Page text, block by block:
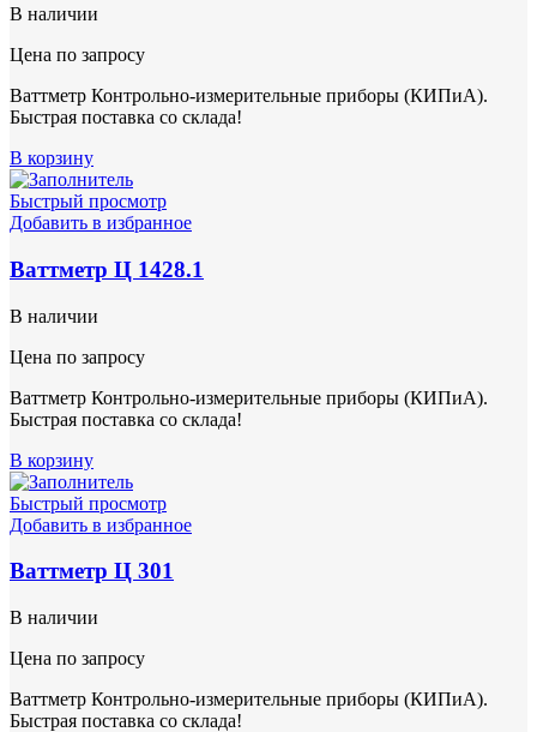
В наличии
Цена по запросу
Ваттметр Контрольно-измерительные приборы (КИПиА).
Быстрая поставка со склада!
В корзину
Быстрый просмотр
Добавить в избранное
Ваттметр Ц 1428.1
В наличии
Цена по запросу
Ваттметр Контрольно-измерительные приборы (КИПиА).
Быстрая поставка со склада!
В корзину
Быстрый просмотр
Добавить в избранное
Ваттметр Ц 301
В наличии
Цена по запросу
Ваттметр Контрольно-измерительные приборы (КИПиА).
Быстрая поставка со склада!